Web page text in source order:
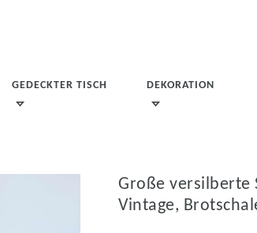
GEDECKTER TISCH DEKORATION
Große versilberte
Vintage,